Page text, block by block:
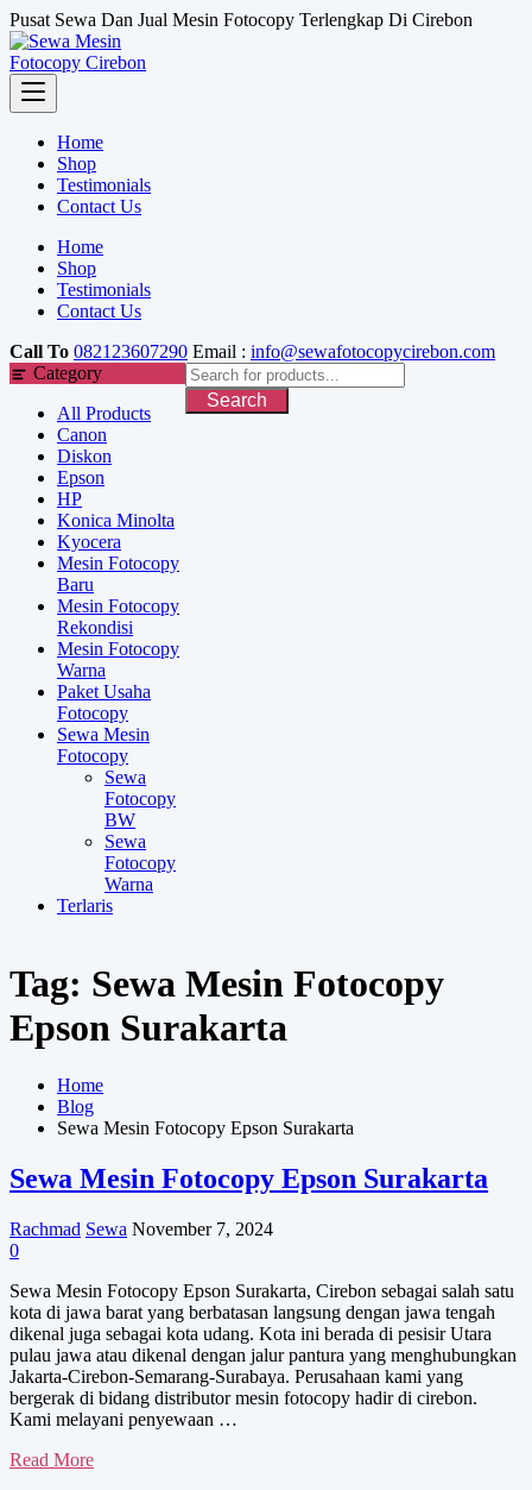
Skip
to
content
Pusat Sewa Dan Jual Mesin Fotocopy Terlengkap Di Cirebon
Home
Shop
Testimonials
Contact Us
Home
Shop
Testimonials
Contact Us
Call To 082123607290 Email : info@sewafotocopycirebon.com
Category
All Products
Canon
Diskon
Epson
HP
Konica Minolta
Kyocera
Mesin Fotocopy
Baru
Mesin Fotocopy
Rekondisi
Mesin Fotocopy
Warna
Paket Usaha
Fotocopy
Sewa Mesin
Fotocopy
Sewa
Fotocopy
BW
Sewa
Fotocopy
Warna
Terlaris
Search
Tag: Sewa Mesin Fotocopy
Epson Surakarta
Home
Blog
Sewa Mesin Fotocopy Epson Surakarta
Sewa Mesin Fotocopy Epson Surakarta
Rachmad Sewa November 7, 2024
0
Sewa Mesin Fotocopy Epson Surakarta, Cirebon sebagai salah satu
kota di jawa barat yang berbatasan langsung dengan jawa tengah
dikenal juga sebagai kota udang. Kota ini berada di pesisir Utara
pulau jawa atau dikenal dengan jalur pantura yang menghubungkan
Jakarta-Cirebon-Semarang-Surabaya. Perusahaan kami yang
bergerak di bidang distributor mesin fotocopy hadir di cirebon.
Kami melayani penyewaan …
Sewa
Read More